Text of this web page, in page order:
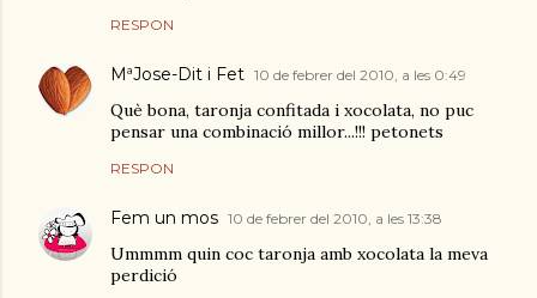
RESPON
MªJose-Dit i Fet 10 de febrer del 2010, a les 0:49
Què bona, taronja confitada i xocolata, no puc
pensar una combinació millor...!!! petonets
RESPON
Fem un mos 10 de febrer del 2010, a les 13:38
Ummmm quin coc taronja amb xocolata la meva
perdició